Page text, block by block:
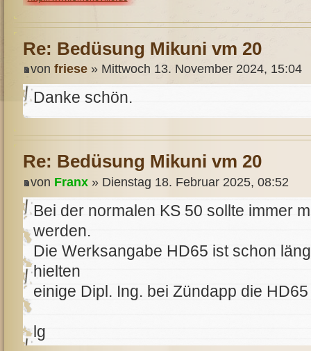
Re: Bedüsung Mikuni vm 20
von friese » Mittwoch 13. November 2024, 15:04
Danke schön.
Re: Bedüsung Mikuni vm 20
von Franx » Dienstag 18. Februar 2025, 08:52
Bei der normalen KS 50 sollte immer
werden.
Die Werksangabe HD65 ist schon
hielten
einige Dipl. Ing. bei Zündapp die
lg